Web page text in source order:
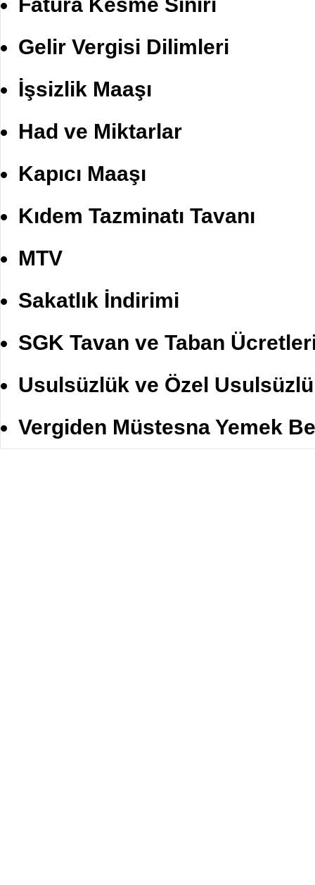
Gelir Vergisi Dilimleri
İşsizlik Maaşı
Had ve Miktarlar
Kapıcı Maaşı
Kıdem Tazminatı Tavanı
MTV
Sakatlık İndirimi
SGK Tavan ve Taban
Usulsüzlük ve Özel
Vergiden Müstesna Yemek